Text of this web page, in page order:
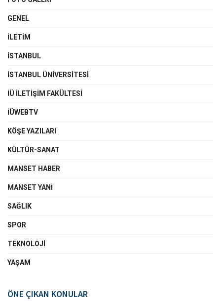
GENEL
İLETIM
İSTANBUL
İSTANBUL ÜNIVERSITESI
İÜ İLETIŞIM FAKÜLTESI
İÜWEBTV
KÖŞE YAZILARI
KÜLTÜR-SANAT
MANSET HABER
MANSET YANI
SAĞLIK
SPOR
TEKNOLOJI
YAŞAM
ÖNE ÇIKAN KONULAR